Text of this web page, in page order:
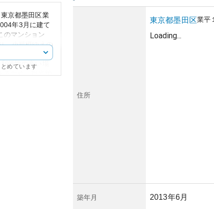
京都墨田区業
年3月に建て
のマンション
、小規模ゆえの
地は、東武伊
便性の高い場
めています
住所
東京都墨田区業平
Loading...
築年月 2013年6月